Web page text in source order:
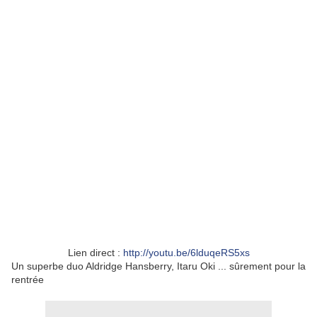
Lien direct : http://youtu.be/6lduqeRS5xs
Un superbe duo Aldridge Hansberry, Itaru Oki ... sûrement pour la
rentrée